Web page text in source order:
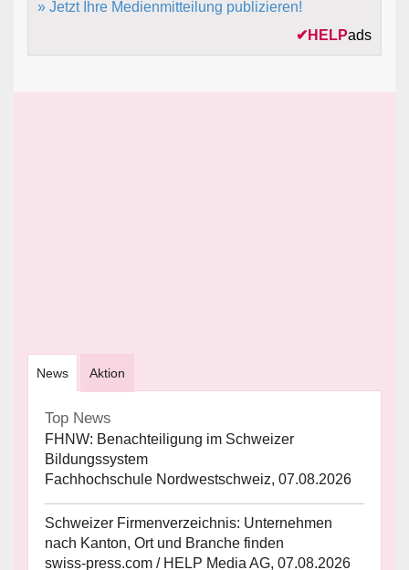
» Jetzt Ihre Medienmitteilung publizieren!
✔ HELPads
News Aktion
Top News
FHNW: Benachteiligung im Schweizer
Bildungssystem
Fachhochschule Nordwestschweiz, 07.08.2026
Schweizer Firmenverzeichnis: Unternehmen
nach Kanton, Ort und Branche finden
swiss-press.com / HELP Media AG, 07.08.2026